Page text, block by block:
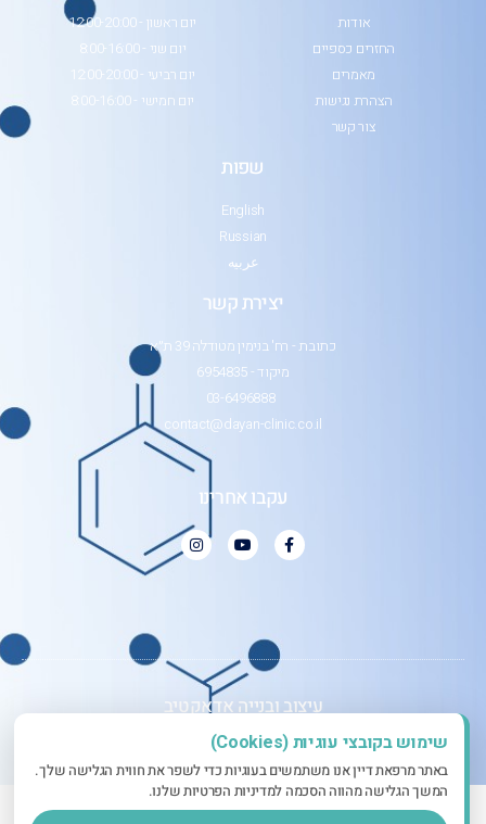
אודות
החזרים כספיים
מאמרים
הצהרת נגישות
צור קשר
יום ראשון - 12:00-20:00
יום שני - 8:00-16:00
יום רביעי - 12:00-20:00
יום חמישי - 8:00-16:00
שפות
English
Russian
عربيه
יצירת קשר
כתובת - רח' בנימין מטודלה 39 ת״א
מיקוד - 6954835
03-6496888
contact@dayan-clinic.co.il
עקבו אחרינו
עיצוב ובנייה אדאקטיב
שימוש בקובצי עוגיות (Cookies)
באתר מרפאת דיין אנו משתמשים בעוגיות כדי לשפר את חווית הגלישה שלך.
המשך הגלישה מהווה הסכמה למדיניות הפרטיות שלנו.